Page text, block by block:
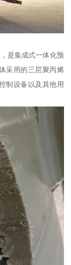
是集成式一体化预
采用的三层聚丙烯
制设备以及其他用